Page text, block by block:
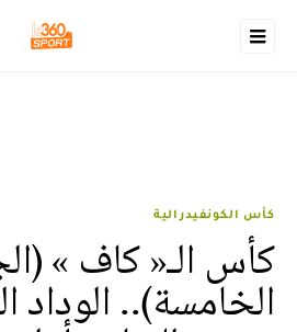
كأس الكونفيدرالية
كأس الـ« كاف »
الخامسة).. الوداد